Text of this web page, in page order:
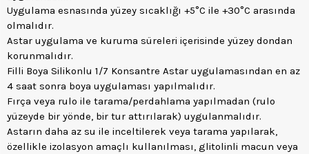
Uygulama esnasında yüzey sıcaklığı +5°C ile +30°C arasında
olmalıdır.
Astar uygulama ve kuruma süreleri içerisinde yüzey dondan
korunmalıdır.
Filli Boya Silikonlu 1/7 Konsantre Astar uygulamasından en az
4 saat sonra boya uygulaması yapılmalıdır.
Fırça veya rulo ile tarama/perdahlama yapılmadan (rulo
yüzeyde bir yönde, bir tur attırılarak) uygulanmalıdır.
Astarın daha az su ile inceltilerek veya tarama yapılarak,
özellikle izolasyon amaçlı kullanılması, glitolinli macun veya